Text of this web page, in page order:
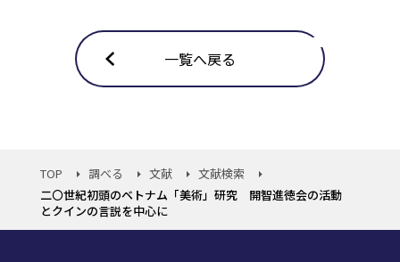
一覧へ戻る
TOP 調べる 文献
文献検索
二〇世紀初頭のベトナム「美術」研究 開智進徳会の活動
とクインの言説を中心に